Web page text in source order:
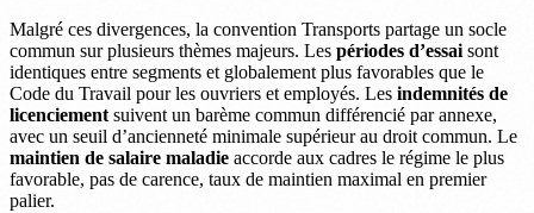
Malgré ces divergences, la convention Transports partage un socle
commun sur plusieurs thèmes majeurs. Les périodes d’essai sont
identiques entre segments et globalement plus favorables que le
Code du Travail pour les ouvriers et employés. Les indemnités de
licenciement suivent un barème commun différencié par annexe,
avec un seuil d’ancienneté minimale supérieur au droit commun. Le
maintien de salaire maladie accorde aux cadres le régime le plus
favorable, pas de carence, taux de maintien maximal en premier
palier.